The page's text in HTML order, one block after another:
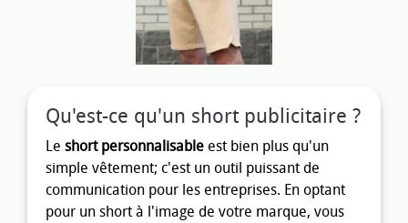
Qu'est-ce qu'un short publicitaire ?
Le short personnalisable est bien plus qu'un
simple vêtement; c'est un outil puissant de
communication pour les entreprises. En optant
pour un short à l'image de votre marque, vous